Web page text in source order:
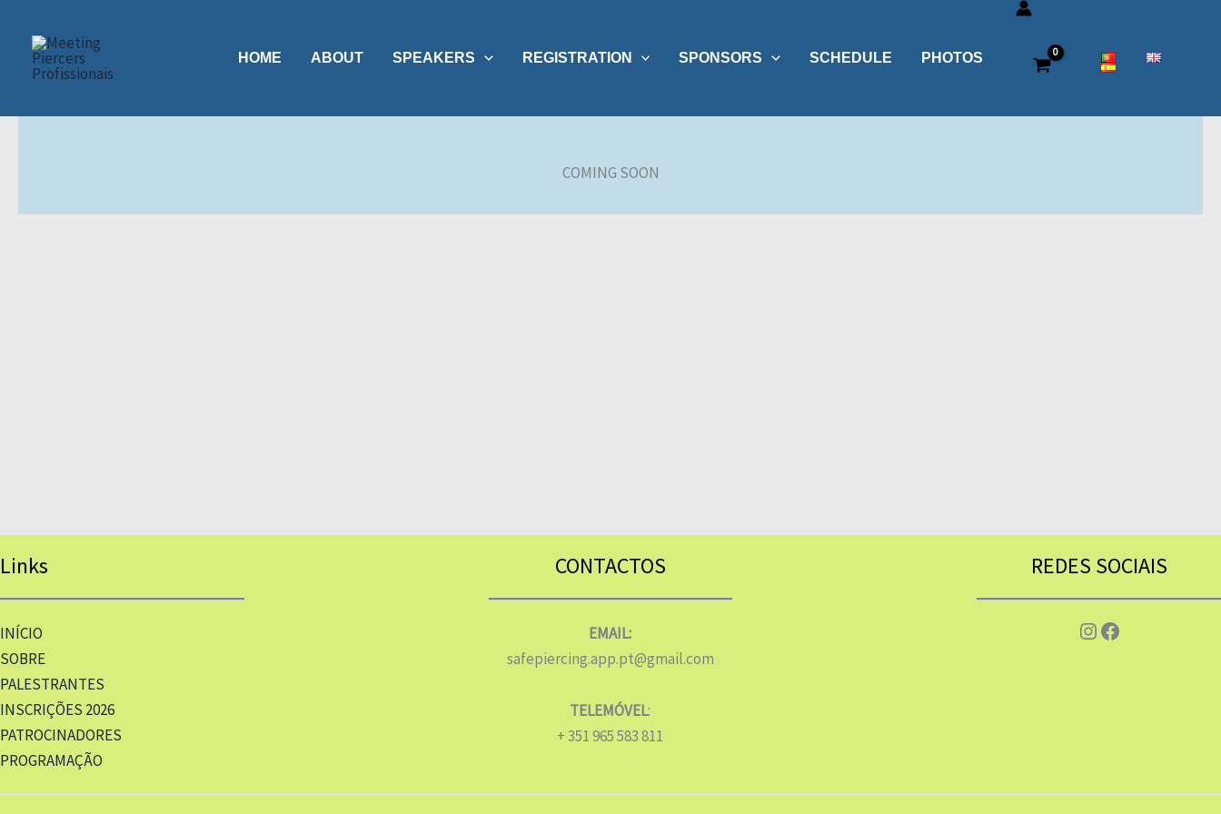
content
HOME ABOUT SPEAKERS REGISTRATION SPONSORS SCHEDULE PHOTOS
COMING SOON
Links
INÍCIO
SOBRE
PALESTRANTES
INSCRIÇÕES 2026
PATROCINADORES
PROGRAMAÇÃO
CONTACTOS
EMAIL:
safepiercing.app.pt@gmail.com
TELEMÓVEL:
+ 351 965 583 811
REDES SOCIAIS
Instagram
Facebook